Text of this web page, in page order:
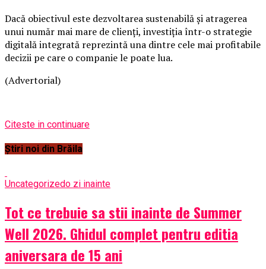
Dacă obiectivul este dezvoltarea sustenabilă și atragerea
unui număr mai mare de clienți, investiția într-o strategie
digitală integrată reprezintă una dintre cele mai profitabile
decizii pe care o companie le poate lua.
(Advertorial)
Citeste in continuare
Știri noi din Brăila
Uncategorizedo zi inainte
Tot ce trebuie sa stii inainte de Summer
Well 2026. Ghidul complet pentru editia
aniversara de 15 ani